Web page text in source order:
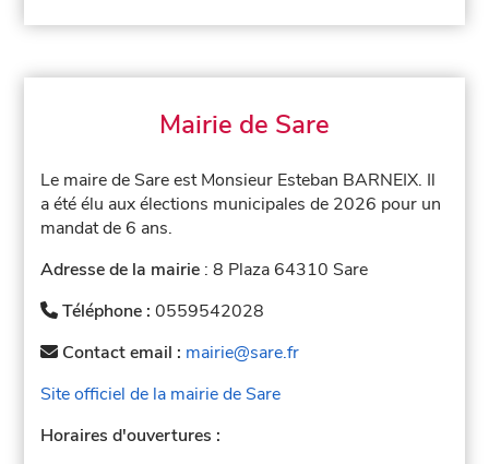
Mairie de Sare
Le maire de Sare est Monsieur Esteban BARNEIX. Il
a été élu aux élections municipales de 2026 pour un
mandat de 6 ans.
Adresse de la mairie : 8 Plaza 64310 Sare
Téléphone :0559542028
Contact email : mairie@sare.fr
Site officiel de la mairie de Sare
Horaires d'ouvertures :